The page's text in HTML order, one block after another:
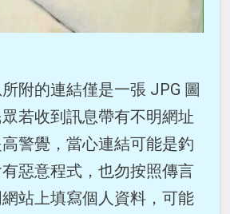
附的連結僅是一張 JPG 圖
若收到訊息帶有不明網址
警覺，當心連結可能是釣
惡意程式，也勿按照傳言
站上填寫個人資料，可能